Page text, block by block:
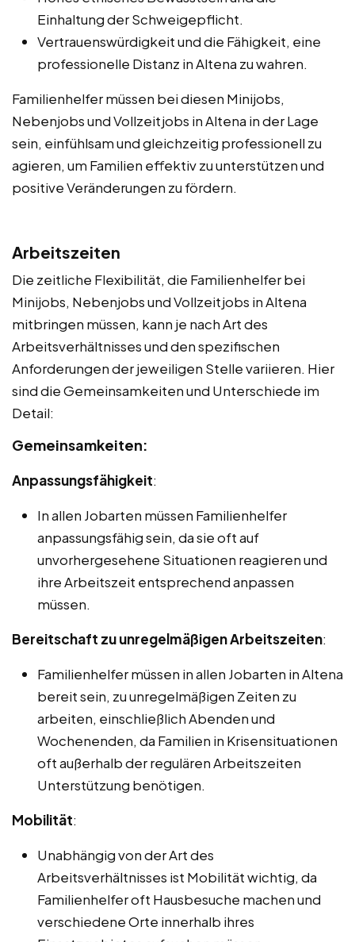
Einhaltung der Schweigepflicht.
Vertrauenswürdigkeit und die Fähigkeit, eine
professionelle Distanz in Altena zu wahren.
Familienhelfer müssen bei diesen Minijobs,
Nebenjobs und Vollzeitjobs in Altena in der Lage
sein, einfühlsam und gleichzeitig professionell zu
agieren, um Familien effektiv zu unterstützen und
positive Veränderungen zu fördern.
Arbeitszeiten
Die zeitliche Flexibilität, die Familienhelfer bei
Minijobs, Nebenjobs und Vollzeitjobs in Altena
mitbringen müssen, kann je nach Art des
Arbeitsverhältnisses und den spezifischen
Anforderungen der jeweiligen Stelle variieren. Hier
sind die Gemeinsamkeiten und Unterschiede im
Detail:
Gemeinsamkeiten:
Anpassungsfähigkeit:
In allen Jobarten müssen Familienhelfer
anpassungsfähig sein, da sie oft auf
unvorhergesehene Situationen reagieren und
ihre Arbeitszeit entsprechend anpassen
müssen.
Bereitschaft zu unregelmäßigen Arbeitszeiten:
Familienhelfer müssen in allen Jobarten in Altena
bereit sein, zu unregelmäßigen Zeiten zu
arbeiten, einschließlich Abenden und
Wochenenden, da Familien in Krisensituationen
oft außerhalb der regulären Arbeitszeiten
Unterstützung benötigen.
Mobilität:
Unabhängig von der Art des
Arbeitsverhältnisses ist Mobilität wichtig, da
Familienhelfer oft Hausbesuche machen und
verschiedene Orte innerhalb ihres